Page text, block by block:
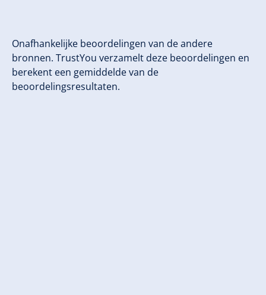
Onafhankelijke beoordelingen van de andere
bronnen. TrustYou verzamelt deze beoordelingen en
berekent een gemiddelde van de
beoordelingsresultaten.